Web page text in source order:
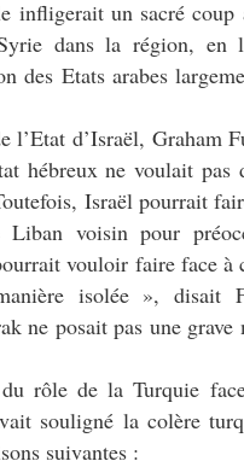
infligerait un sacré coup
dans la région, en
des Etats arabes
l’Etat d’Israël, Graham
hébreux ne voulait pas
Israël pourrait
Liban voisin pour
vouloir faire face à
isolée », disait
ne posait pas une grave
rôle de la Turquie
souligné la colère
suivantes :